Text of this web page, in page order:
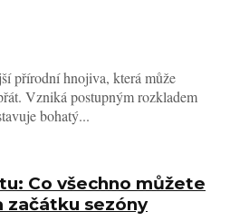
přírodní hnojiva, která může
Vzniká postupným rozkladem
bohatý...
Co všechno můžete
začátku sezóny